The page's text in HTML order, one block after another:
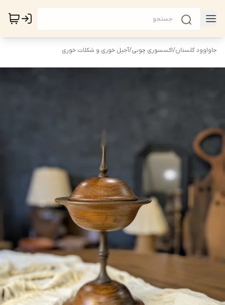
جاواوود گلستان/اکسسوری چوبی/آجیل خوری و شکلات خوری